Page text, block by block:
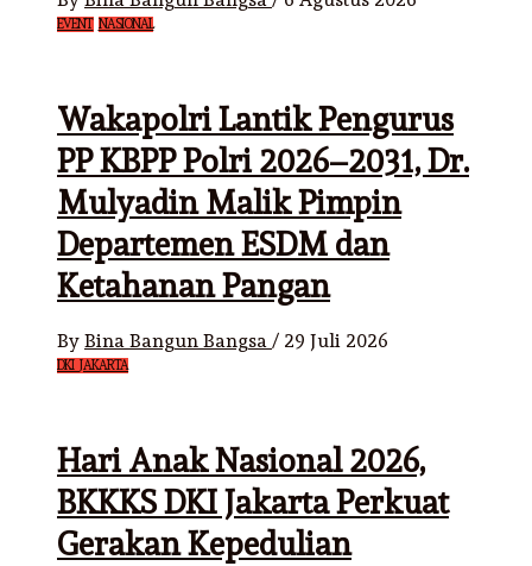
EVENT NASIONAL
Wakapolri Lantik Pengurus
PP KBPP Polri 2026–2031, Dr.
Mulyadin Malik Pimpin
Departemen ESDM dan
Ketahanan Pangan
By Bina Bangun Bangsa / 29 Juli 2026
DKI JAKARTA
Hari Anak Nasional 2026,
BKKKS DKI Jakarta Perkuat
Gerakan Kepedulian